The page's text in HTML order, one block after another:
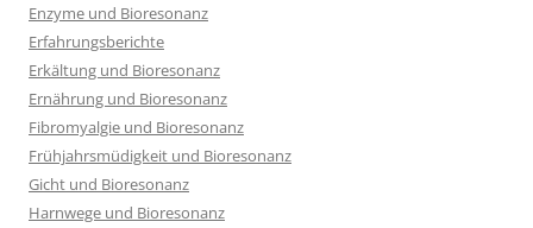
Enzyme und Bioresonanz
Erfahrungsberichte
Erkältung und Bioresonanz
Ernährung und Bioresonanz
Fibromyalgie und Bioresonanz
Frühjahrsmüdigkeit und Bioresonanz
Gicht und Bioresonanz
Harnwege und Bioresonanz